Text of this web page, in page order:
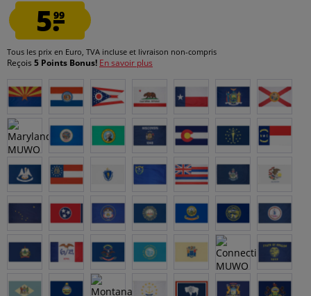
5.99
Tous les prix en Euro, TVA incluse et livraison non-compris
Reçois 5 Points Bonus! En savoir plus